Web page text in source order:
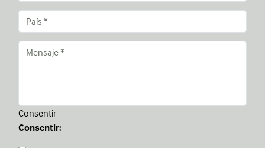
Consentir
Consentir: